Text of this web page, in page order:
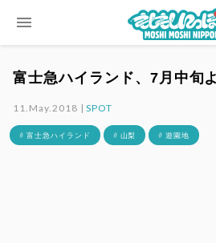
menu
富士急ハイランド、7月中旬
11.May.2018 |SPOT
# 富士急ハイランド # 山梨 # 遊園地